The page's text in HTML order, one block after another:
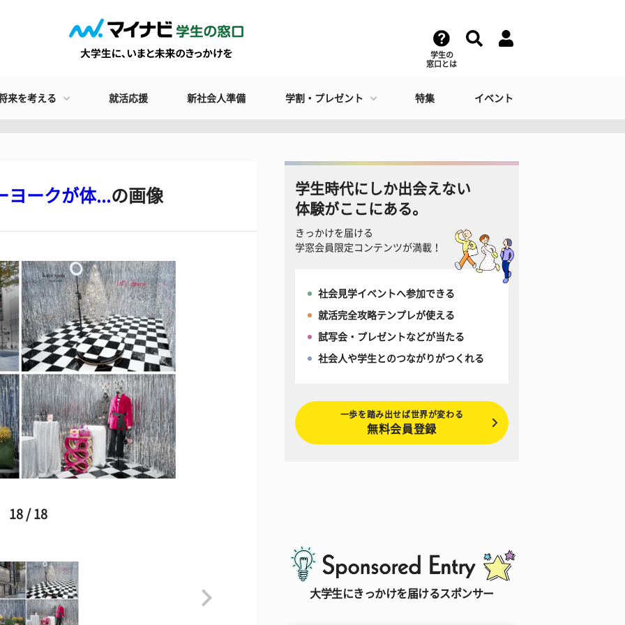
学生の
窓口とは
来を考える 就活応援 新社会人準備 学割・プレゼント 特集 イベント
ヨークが体...の画像
18 / 18
学生時代にしか出会えない
体験がここにある。
きっかけを届ける
学窓会員限定コンテンツが満載！
社会見学イベントへ参加できる
就活完全攻略テンプレが使える
試写会・プレゼントなどが当たる
社会人や学生とのつながりがつくれる
一歩を踏み出せば世界が変わる
無料会員登録
大学生にきっかけを届けるスポンサー